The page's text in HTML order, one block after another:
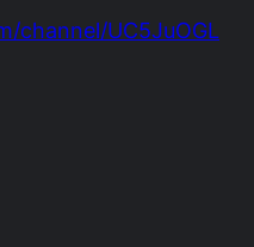
channel/UC5JuOGL